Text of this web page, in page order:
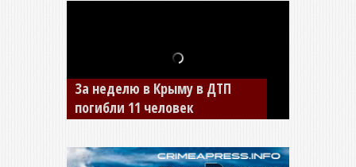
В Джанкое водитель ВАЗа
сбил двух детей на «зебре»